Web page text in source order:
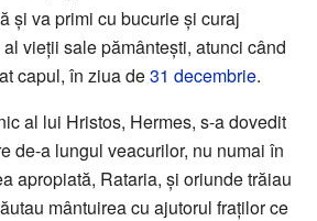
și va primi cu bucurie și curaj
vieții sale pământești, atunci când
capul, în ziua de31 decembrie.
al lui Hristos, Hermes, s-a dovedit
de-a lungul veacurilor, nu numai în
apropiată, Rataria, și oriunde trăiau
mântuirea cu ajutorul fraților ce